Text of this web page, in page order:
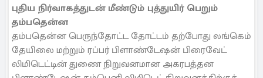
புதிய நிர்வாகத்துடன் மீண்டும் புத்துயிர் பெறும்
தம்பதென்ன
தம்பதென்ன பெருந்தோட்ட தோட்டம் தற்போது லங்கெம்
தேயிலை மற்றும் ரப்பர் பிளாண்டேஷன் பிரைவேட்
லிமிடெட்டின் துணை நிறுவனமான அகரபத்தன